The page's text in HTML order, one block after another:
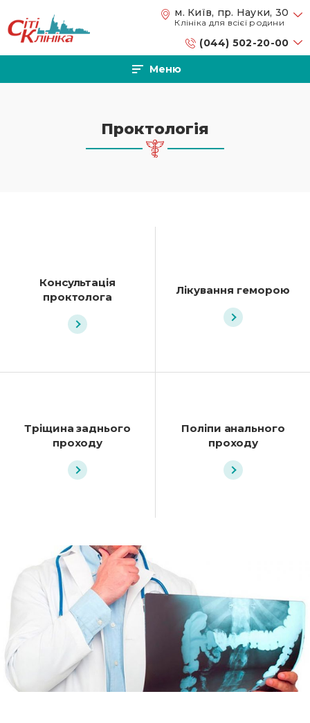
м. Київ, пр. Науки, 30
Клініка для всієї родини
(044) 502-20-00
Меню
Проктологія
Консультація
проктолога
Лікування геморою
Тріщина заднього
проходу
Поліпи анального
проходу